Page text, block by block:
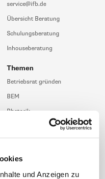
und Anzeigen zu
service@ifb.de
Übersicht Beratung
Schulungsberatung
Inhouseberatung
Themen
Betriebsrat gründen
BEM
Rhetorik
SBV-Wahl
JAV-Wahl